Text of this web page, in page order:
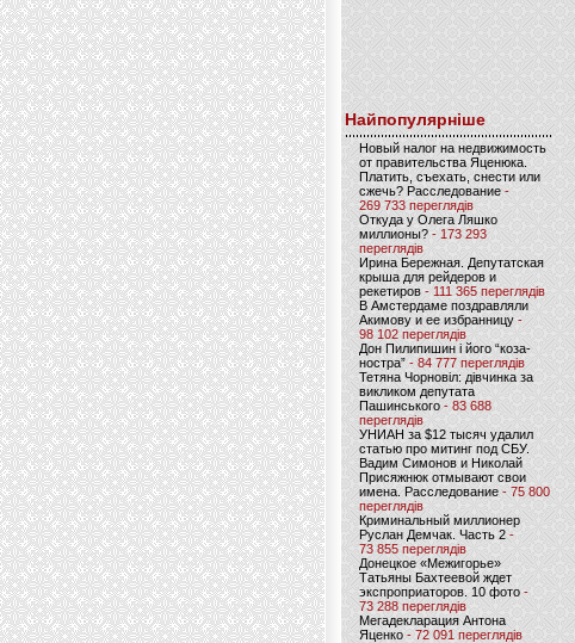
Найпопулярніше
Новый налог на недвижимость
от правительства Яценюка.
Платить, съехать, снести или
сжечь? Расследование-
269 733 переглядів
Откуда у Олега Ляшко
миллионы? - 173 293
переглядів
Ирина Бережная. Депутатская
крыша для рейдеров и
рекетиров - 111 365 переглядів
В Амстердаме поздравляли
Акимову и ее избранницу -
98 102 переглядів
Дон Пилипишин і його “коза-
ностра” - 84 777 переглядів
Тетяна Чорновіл: дівчинка за
викликом депутата
Пашинського- 83 688
переглядів
УНИАН за $12 тысяч удалил
статью про митинг под СБУ.
Вадим Симонов и Николай
Присяжнюк отмывают свои
имена. Расследование - 75 800
переглядів
Криминальный миллионер
Руслан Демчак. Часть 2-
73 855 переглядів
Донецкое «Межигорье»
Татьяны Бахтеевой ждет
экспроприаторов. 10 фото -
73 288 переглядів
Мегадекларация Антона
Яценко - 72 091 переглядів